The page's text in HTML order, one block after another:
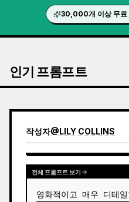
30,000개 이상 무료
인기 프롬프트
작성자@LILY COLLINS
전체 프롬프트 보기
영화적이고 매우 디테